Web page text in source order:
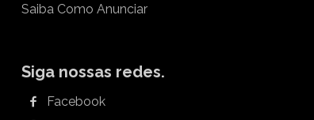
Saiba Como Anunciar
Siga nossas redes.
Facebook